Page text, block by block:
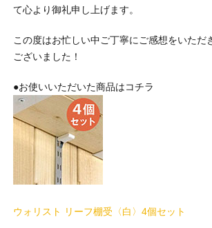
て心より御礼申し上げます。
この度はお忙しい中ご丁寧にご感想をいただ
ございました！
●お使いいただいた商品はコチラ
ウォリスト リーフ棚受〈白〉4個セット